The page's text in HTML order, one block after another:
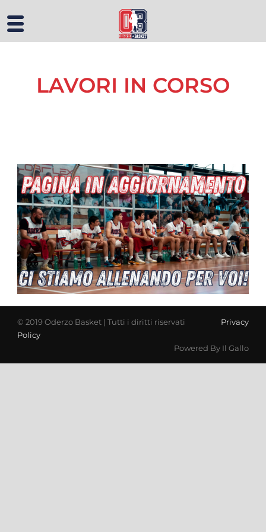
LAVORI IN CORSO
© 2019 Oderzo Basket | Tutti i diritti riservati
Privacy
Policy
Powered By Il Gallo